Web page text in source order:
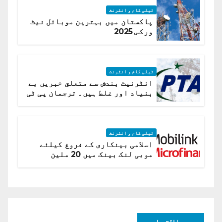
ٹیلی کام و انٹرنٹ
پاکستان میں بہترین موبائل نیٹ
ورکس 2025
ٹیلی کام و انٹرنٹ
انٹرنیٹ بندش سے متعلق خبریں بے
بنیاد اور غلط ہیں۔ ترجمان پی ٹی
ٹیلی کام و انٹرنٹ
اسلامی بینکاری کے فروغ کیلئے
موبی لنک بینک میں 20 ملین